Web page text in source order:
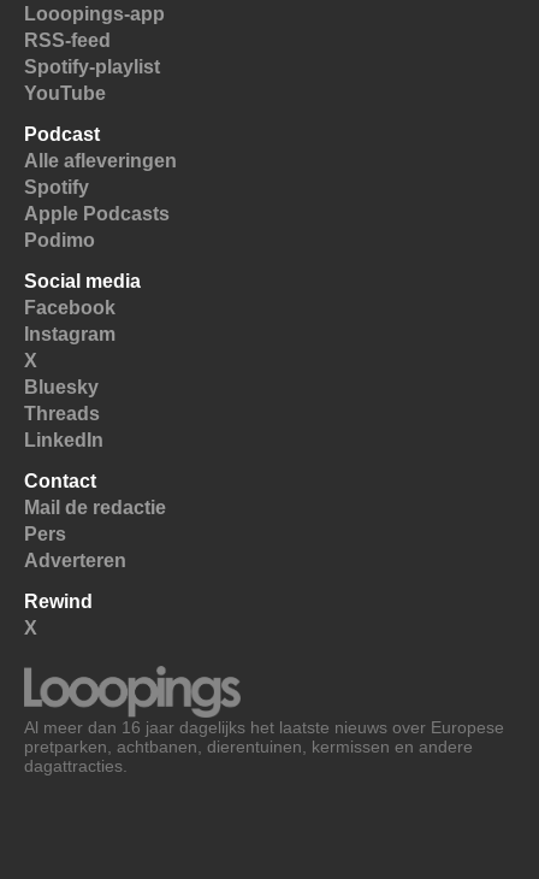
Looopings-app
RSS-feed
Spotify-playlist
YouTube
Podcast
Alle afleveringen
Spotify
Apple Podcasts
Podimo
Social media
Facebook
Instagram
X
Bluesky
Threads
LinkedIn
Contact
Mail de redactie
Pers
Adverteren
Rewind
X
Al meer dan 16 jaar dagelijks het laatste nieuws over Europese
pretparken, achtbanen, dierentuinen, kermissen en andere
dagattracties.